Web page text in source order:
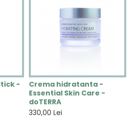
-
Crema hidratanta -
Essential Skin Care -
doTERRA
330,00 Lei